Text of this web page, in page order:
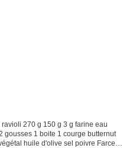
270 g 150 g 3 g farine eau
gousses 1 boite 1 courge butternut
huile d'olive sel poivre Farce